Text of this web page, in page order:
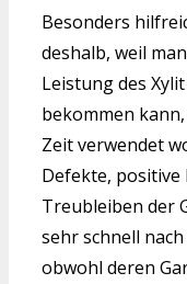
Besonders
deshalb, weil
Leistung des
bekommen
Zeit verwendet
Defekte, positive
Treubleiben der
sehr schnell
obwohl deren